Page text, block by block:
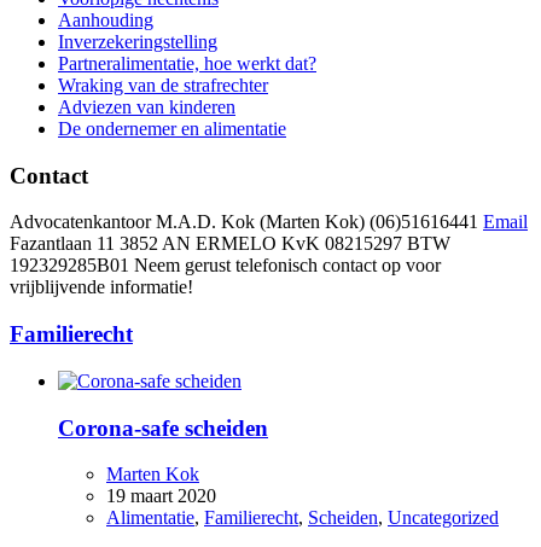
Aanhouding
Inverzekeringstelling
Partneralimentatie, hoe werkt dat?
Wraking van de strafrechter
Adviezen van kinderen
De ondernemer en alimentatie
Contact
Advocatenkantoor M.A.D. Kok (Marten Kok) (06)51616441 Email
Fazantlaan 11 3852 AN ERMELO KvK 08215297 BTW
192329285B01 Neem gerust telefonisch contact op voor
vrijblijvende informatie!
Familierecht
Corona-safe scheiden
Marten Kok
19 maart 2020
Alimentatie, Familierecht, Scheiden, Uncategorized